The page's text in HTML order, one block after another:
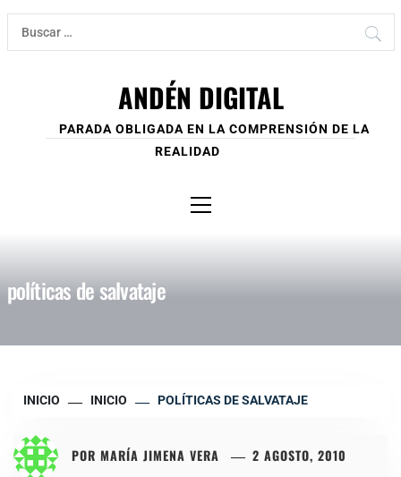
Ir
contenido
Buscar:
ANDÉN DIGITAL
PARADA OBLIGADA EN LA COMPRENSIÓN DE LA
REALIDAD
principal
políticas de salvataje
INICIO INICIO POLÍTICAS DE SALVATAJE
POR MARÍA JIMENA VERA
2 AGOSTO, 2010